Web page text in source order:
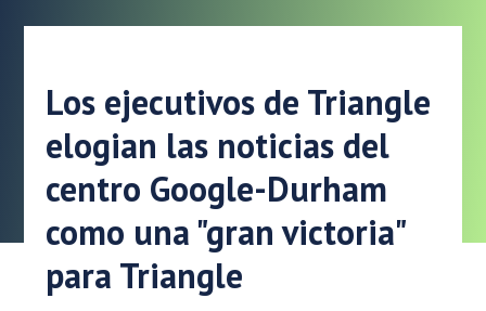
Los ejecutivos de Triangle
elogian las noticias del
centro Google-Durham
como una "gran victoria"
para Triangle